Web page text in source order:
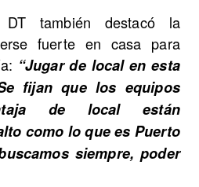
también destacó la
fuerte en casa para
“Jugar de local en esta
fijan que los equipos
de local están
como lo que es Puerto
siempre, poder